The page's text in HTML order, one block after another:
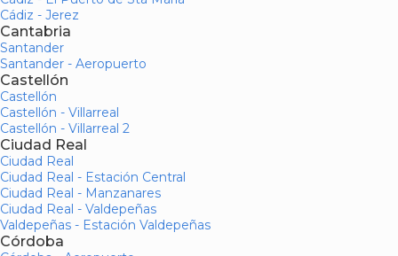
Cádiz - Jerez
Cantabria
Santander
Santander - Aeropuerto
Castellón
Castellón
Castellón - Villarreal
Castellón - Villarreal 2
Ciudad Real
Ciudad Real
Ciudad Real - Estación Central
Ciudad Real - Manzanares
Ciudad Real - Valdepeñas
Valdepeñas - Estación Valdepeñas
Córdoba